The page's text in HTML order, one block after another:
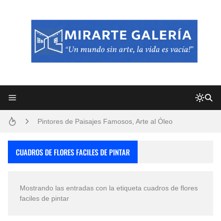
Pintores de Paisajes Famosos, Arte al Óleo
CUADROS DE FLORES FACILES DE PINTAR
Mostrando las entradas con la etiqueta cuadros de flores
faciles de pintar